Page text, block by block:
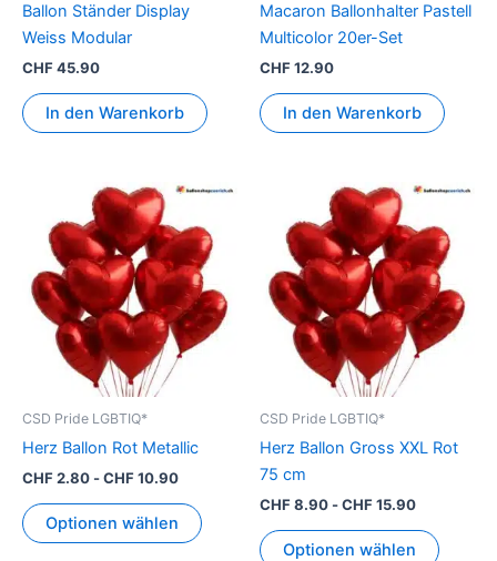
Ballon Ständer Display
Weiss Modular
CHF45.90
In den Warenkorb
Macaron Ballonhalter Pastell
Multicolor 20er-Set
CHF12.90
In den Warenkorb
CSD Pride LGBTIQ*
Herz Ballon Rot Metallic
CHF2.80 -CHF10.90
Optionen wählen
CSD Pride LGBTIQ*
Herz Ballon Gross XXL Rot
75 cm
CHF8.90 -CHF15.90
Optionen wählen